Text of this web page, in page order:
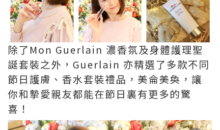
除了Mon Guerlain 濃香氛及身體護理聖
誕套裝之外，Guerlain 亦精選了多款不同
節日護膚、香水套裝禮品，美侖美奐，讓
你和摯愛親友都能在節日裏有更多的驚
喜！